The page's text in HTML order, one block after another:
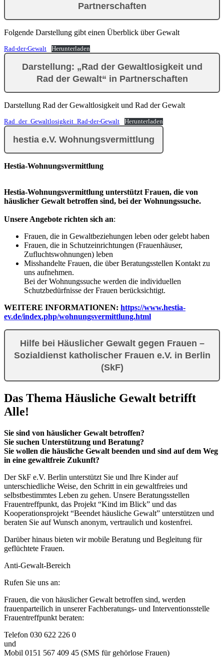
Partnerschaften
Folgende Darstellung gibt einen Überblick über Gewalt
Rad-der-Gewalt Herunterladen
Darstellung: „Rad der Gewaltlosigkeit und
Rad der Gewalt“ in Partnerschaften
Darstellung Rad der Gewaltlosigkeit und Rad der Gewalt
Rad_der_Gewaltlosigkeit_Rad-der-Gewalt Herunterladen
hestia e.V. Wohnungsvermittlung
Hestia-Wohnungsvermittlung
Hestia-Wohnungsvermittlung unterstützt Frauen, die von
häuslicher Gewalt betroffen sind, bei der Wohnungssuche.
Unsere Angebote richten sich an:
Frauen, die in Gewaltbeziehungen leben oder gelebt haben
Frauen, die in Schutzeinrichtungen (Frauenhäuser,
Zufluchtswohnungen) leben
Misshandelte Frauen, die über Beratungsstellen Kontakt zu
uns aufnehmen.
Bei der Wohnungssuche werden die individuellen
Schutzbedürfnisse der Frauen berücksichtigt.
WEITERE INFORMATIONEN: https://www.hestia-
ev.de/index.php/wohnungsvermittlung.html
Hilfe bei Häuslicher Gewalt gegen Frauen –
Sozialdienst katholischer Frauen e.V. in Berlin
(SkF)
Das Thema Häusliche Gewalt betrifft
Alle!
Sie sind von häuslicher Gewalt betroffen?
Sie suchen Unterstützung und Beratung?
Sie wollen die häusliche Gewalt beenden und sind auf dem Weg
in eine gewaltfreie Zukunft?
Der SkF e.V. Berlin unterstützt Sie und Ihre Kinder auf
unterschiedliche Weise, den Schritt in ein gewaltfreies und
selbstbestimmtes Leben zu gehen. Unsere Beratungsstellen
Frauentreffpunkt, das Projekt “Kind im Blick” und das
Kooperationsprojekt “Beendet häusliche Gewalt” unterstützen und
beraten Sie auf Wunsch anonym, vertraulich und kostenfrei.
Darüber hinaus bieten wir mobile Beratung und Begleitung für
geflüchtete Frauen.
Anti-Gewalt-Bereich
Rufen Sie uns an:
Frauen, die von häuslicher Gewalt betroffen sind, werden
frauenparteilich in unserer Fachberatungs- und Interventionsstelle
Frauentreffpunkt beraten:
Telefon 030 622 226 0
und
Mobil 0151 567 409 45 (SMS für gehörlose Frauen)